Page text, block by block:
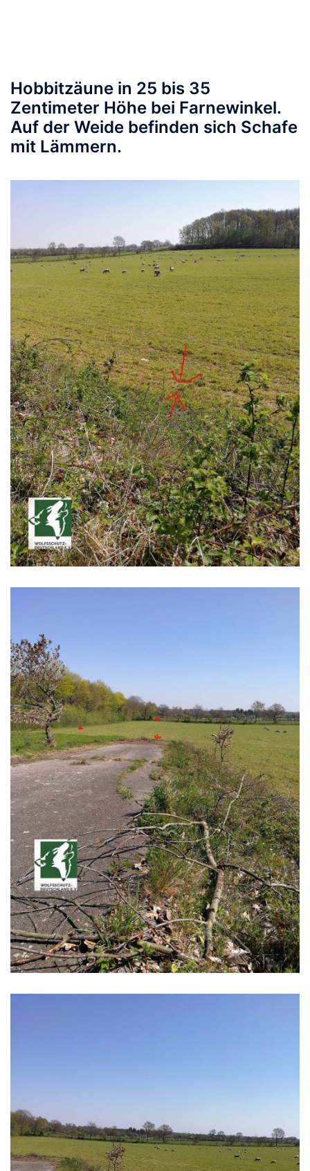
Hobbitzäune in 25 bis 35
Zentimeter Höhe bei Farnewinkel.
Auf der Weide befinden sich Schafe
mit Lämmern.